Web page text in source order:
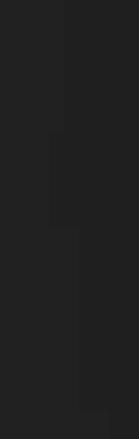
colocación en paredes
Su colocación ofrece
manteniendo el